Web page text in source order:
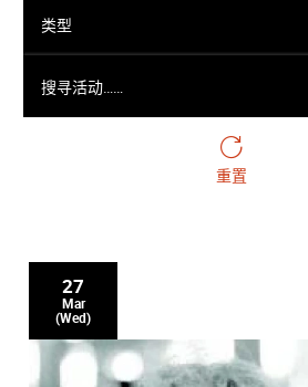
类型
重置
27
Mar
(Wed)